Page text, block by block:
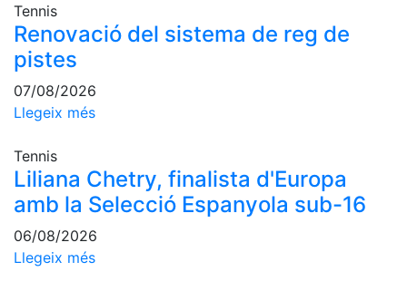
Normativa
Pàdel
Escola de
Campionat
Social Pàdel
de joc
Quadre
Tennis
Renovació del sistema de reg de
pistes
07/08/2026
Llegeix més
Tennis
Liliana Chetry, finalista d'Europa
amb la Selecció Espanyola sub-16
06/08/2026
Llegeix més